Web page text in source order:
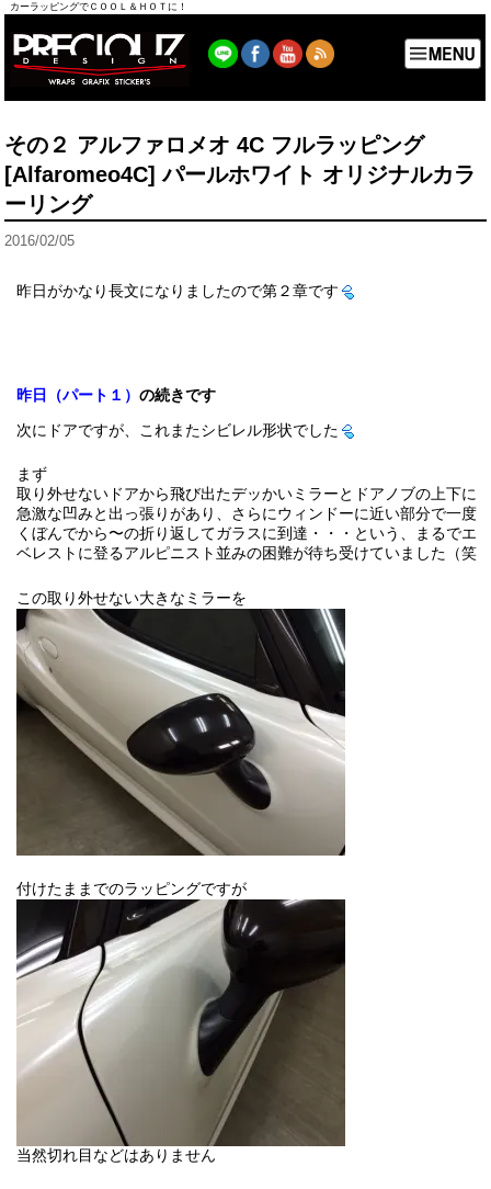
カーラッピングでＣＯＯＬ＆ＨＯＴに！
その２ アルファロメオ 4C フルラッピング
[Alfaromeo4C] パールホワイト オリジナルカラ
ーリング
2016/02/05
昨日がかなり長文になりましたので第２章です
昨日（パート１ ）の続きです
次にドアですが、これまたシビレル形状でした
まず
取り外せないドアから飛び出たデッかいミラーとドアノブの上下に
急激な凹みと出っ張りがあり、さらにウィンドーに近い部分で一度
くぼんでから〜の折り返してガラスに到達・・・という、まるでエ
ベレストに登るアルピニスト並みの困難が待ち受けていました（笑
この取り外せない大きなミラーを
付けたままでのラッピングですが
当然切れ目などはありません